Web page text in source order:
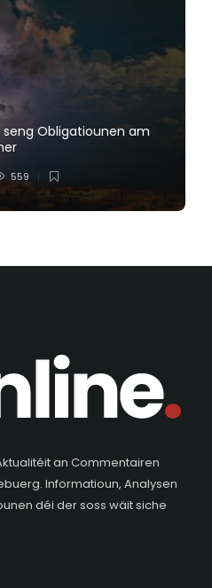
Obligatiounen am
559
an Commentairen
Informatioun, Analysen
déi der soss wäit siche